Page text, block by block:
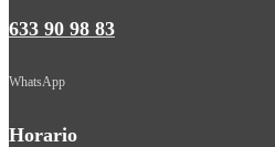
633 90 98 83
WhatsApp
Horario